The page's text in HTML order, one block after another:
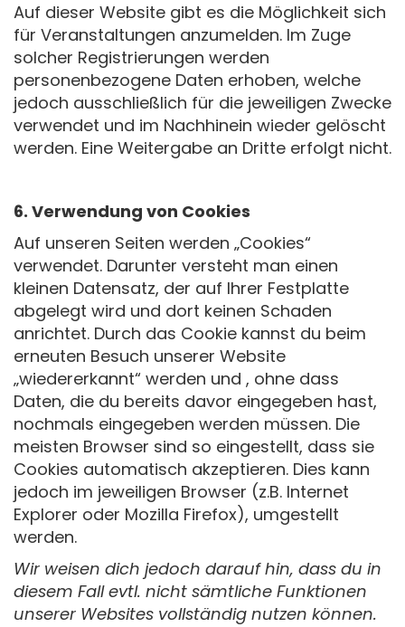
Auf dieser Website gibt es die Möglichkeit sich
für Veranstaltungen anzumelden. Im Zuge
solcher Registrierungen werden
personenbezogene Daten erhoben, welche
jedoch ausschließlich für die jeweiligen Zwecke
verwendet und im Nachhinein wieder gelöscht
werden. Eine Weitergabe an Dritte erfolgt nicht.
6. Verwendung von Cookies
Auf unseren Seiten werden „Cookies“
verwendet. Darunter versteht man einen
kleinen Datensatz, der auf Ihrer Festplatte
abgelegt wird und dort keinen Schaden
anrichtet. Durch das Cookie kannst du beim
erneuten Besuch unserer Website
„wiedererkannt“ werden und , ohne dass
Daten, die du bereits davor eingegeben hast,
nochmals eingegeben werden müssen. Die
meisten Browser sind so eingestellt, dass sie
Cookies automatisch akzeptieren. Dies kann
jedoch im jeweiligen Browser (z.B. Internet
Explorer oder Mozilla Firefox), umgestellt
werden.
Wir weisen dich jedoch darauf hin, dass du in
diesem Fall evtl. nicht sämtliche Funktionen
unserer Websites vollständig nutzen können.